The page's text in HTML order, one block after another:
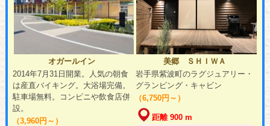
オガールイン
2014年7月31日開業。人気の朝食
は産直バイキング。大浴場完備。
駐車場無料。コンビニや飲食店併
設。
（3,960円～）
美郷 ＳＨＩＷＡ
岩手県紫波町のラグジュアリー・
グランピング・キャビン
（6,750円～）
距離 900 m